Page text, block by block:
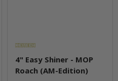
4" Easy Shiner - MOP
Roach (AM-Edition)